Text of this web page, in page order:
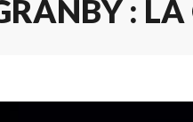
: LÀ